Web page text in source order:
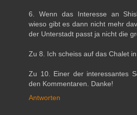
6. Wenn das Interesse an
wieso gibt es dann nicht mehr
der Unterstadt passt ja nicht die
Zu 8. Ich scheiss auf das Chalet in
Zu 10. Einer der interessantes
den Kommentaren. Danke!
Antworten